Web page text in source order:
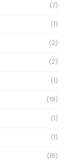
(7)
(1)
(2)
(2)
(1)
(19)
(1)
(1)
(15)